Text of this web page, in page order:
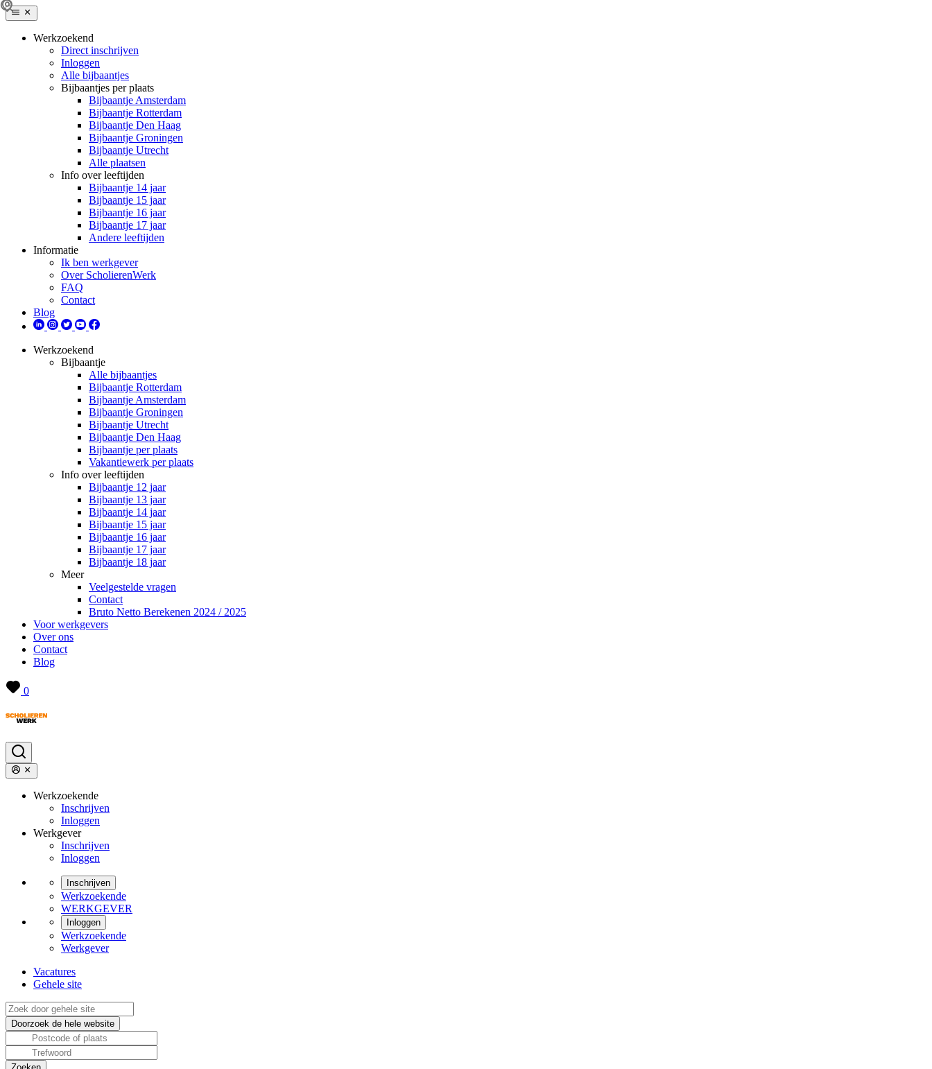
Werkzoekend
Direct inschrijven
Inloggen
Alle bijbaantjes
Bijbaantjes per plaats
Bijbaantje Amsterdam
Bijbaantje Rotterdam
Bijbaantje Den Haag
Bijbaantje Groningen
Bijbaantje Utrecht
Alle plaatsen
Info over leeftijden
Bijbaantje 14 jaar
Bijbaantje 15 jaar
Bijbaantje 16 jaar
Bijbaantje 17 jaar
Andere leeftijden
Informatie
Ik ben werkgever
Over ScholierenWerk
FAQ
Contact
Blog
Werkzoekend
Bijbaantje
Alle bijbaantjes
Bijbaantje Rotterdam
Bijbaantje Amsterdam
Bijbaantje Groningen
Bijbaantje Utrecht
Bijbaantje Den Haag
Bijbaantje per plaats
Vakantiewerk per plaats
Info over leeftijden
Bijbaantje 12 jaar
Bijbaantje 13 jaar
Bijbaantje 14 jaar
Bijbaantje 15 jaar
Bijbaantje 16 jaar
Bijbaantje 17 jaar
Bijbaantje 18 jaar
Meer
Veelgestelde vragen
Contact
Bruto Netto Berekenen 2024 / 2025
Voor werkgevers
Over ons
Contact
Blog
0
Werkzoekende
Inschrijven
Inloggen
Werkgever
Inschrijven
Inloggen
Inschrijven
Werkzoekende
WERKGEVER
Inloggen
Werkzoekende
Werkgever
Vacatures
Gehele site